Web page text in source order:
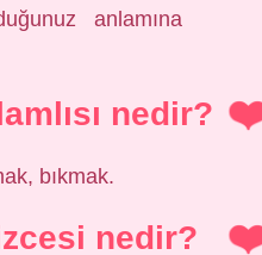
anlamına
nedir?
bıkmak.
nedir?